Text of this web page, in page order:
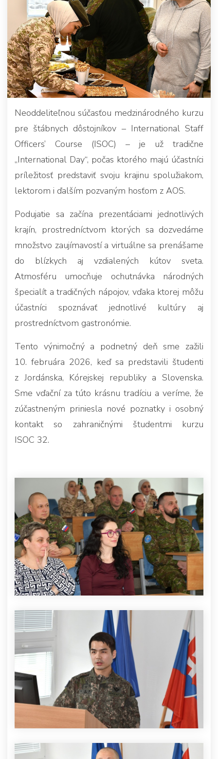
Neoddeliteľnou súčasťou medzinárodného kurzu
pre štábnych dôstojníkov – International Staff
Officers’ Course (ISOC) – je už tradične
„International Day“, počas ktorého majú účastníci
príležitosť predstaviť svoju krajinu spolužiakom,
lektorom i ďalším pozvaným hosťom z AOS.
Podujatie sa začína prezentáciami jednotlivých
krajín, prostredníctvom ktorých sa dozvedáme
množstvo zaujímavostí a virtuálne sa prenášame
do blízkych aj vzdialených kútov sveta.
Atmosféru umocňuje ochutnávka národných
špecialít a tradičných nápojov, vďaka ktorej môžu
účastníci spoznávať jednotlivé kultúry aj
prostredníctvom gastronómie.
Tento výnimočný a podnetný deň sme zažili
10. februára 2026, keď sa predstavili študenti
z Jordánska, Kórejskej republiky a Slovenska.
Sme vďační za túto krásnu tradíciu a veríme, že
zúčastneným priniesla nové poznatky i osobný
kontakt so zahraničnými študentmi kurzu
ISOC 32.